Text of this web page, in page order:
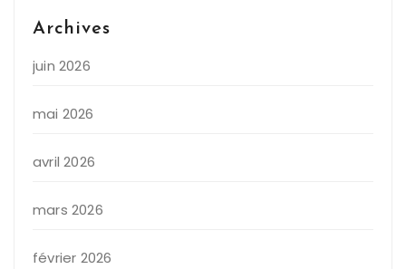
Archives
juin 2026
mai 2026
avril 2026
mars 2026
février 2026